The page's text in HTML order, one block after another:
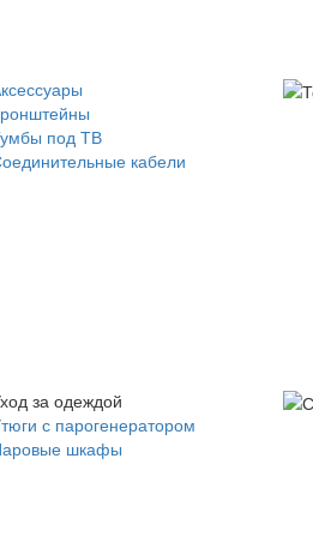
под ТВ
кабели
за одеждой
с парогенератором
шкафы